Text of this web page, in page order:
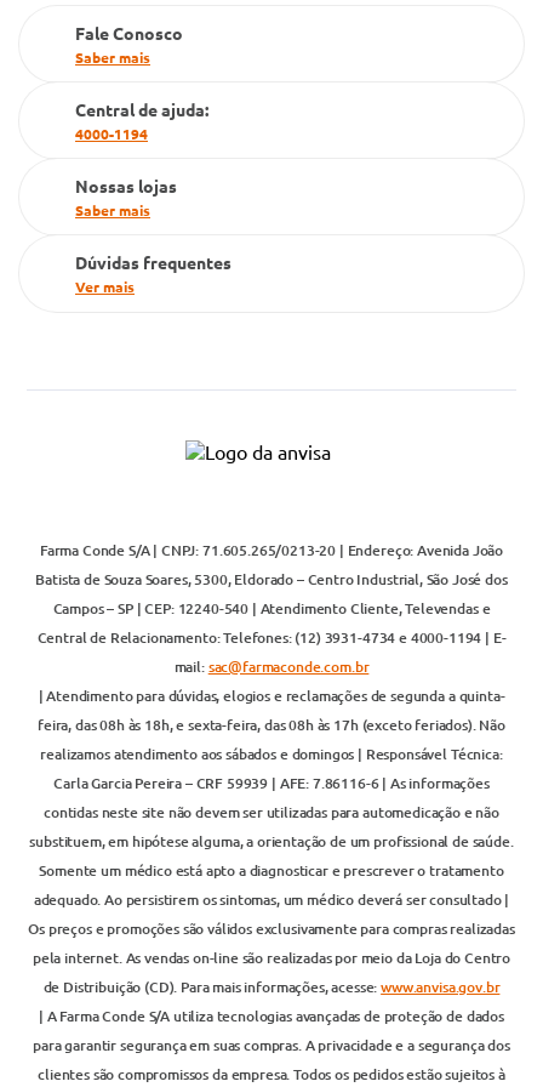
Cartão Grupo Conde
Televendas
Fale Conosco
Saber mais
Central de ajuda:
4000-1194
Nossas lojas
Saber mais
Dúvidas frequentes
Ver mais
Farma Conde S/A | CNPJ: 71.605.265/0213-20 | Endereço: Avenida João
Batista de Souza Soares, 5300, Eldorado – Centro Industrial, São José dos
Campos – SP | CEP: 12240-540 | Atendimento Cliente, Televendas e
Central de Relacionamento: Telefones: (12) 3931-4734 e 4000-1194 | E-
mail:sac@farmaconde.com.br
| Atendimento para dúvidas, elogios e reclamações de segunda a quinta-
feira, das 08h às 18h, e sexta-feira, das 08h às 17h (exceto feriados). Não
realizamos atendimento aos sábados e domingos | Responsável Técnica:
Carla Garcia Pereira – CRF 59939 | AFE: 7.86116-6 | As informações
contidas neste site não devem ser utilizadas para automedicação e não
substituem, em hipótese alguma, a orientação de um profissional de saúde.
Somente um médico está apto a diagnosticar e prescrever o tratamento
adequado. Ao persistirem os sintomas, um médico deverá ser consultado |
Os preços e promoções são válidos exclusivamente para compras realizadas
pela internet. As vendas on-line são realizadas por meio da Loja do Centro
de Distribuição (CD). Para mais informações, acesse:www.anvisa.gov.br
| A Farma Conde S/A utiliza tecnologias avançadas de proteção de dados
para garantir segurança em suas compras. A privacidade e a segurança dos
clientes são compromissos da empresa. Todos os pedidos estão sujeitos à